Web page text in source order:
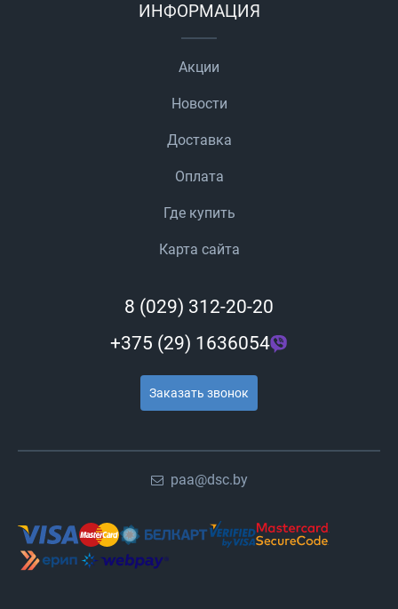
ИНФОРМАЦИЯ
Акции
Новости
Доставка
Оплата
Где купить
Карта сайта
8 (029) 312-20-20
+375 (29) 1636054
Заказать звонок
paa@dsc.by